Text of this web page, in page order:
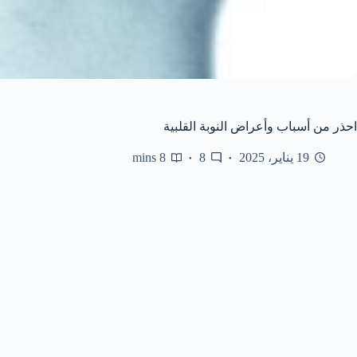
احذر من أسباب وأعراض النوبة القلبية
19 يناير، 2025 8
8 mins